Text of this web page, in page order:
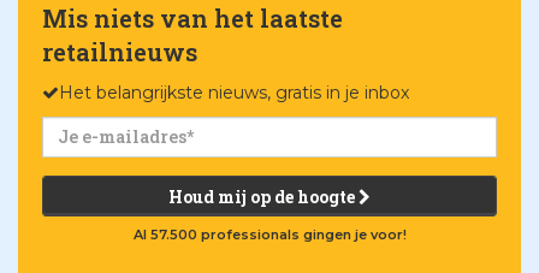
Mis niets van het laatste
retailnieuws
Het belangrijkste nieuws, gratis in je inbox
Houd mij op de hoogte
Al 57.500 professionals gingen je voor!